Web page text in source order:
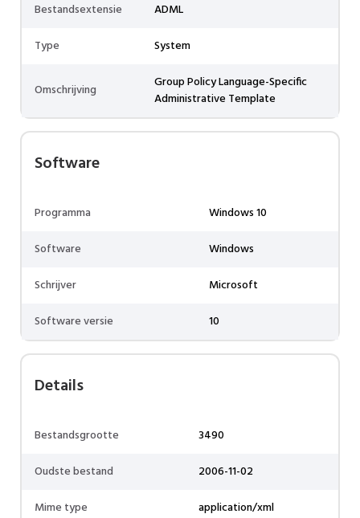
Bestandsextensie
ADML
Type
System
Omschrijving
Group Policy Language-Specific
Administrative Template
Software
Programma
Windows 10
Software
Windows
Schrijver
Microsoft
Software versie
10
Details
Bestandsgrootte
3490
Oudste bestand
2006-11-02
Mime type
application/xml